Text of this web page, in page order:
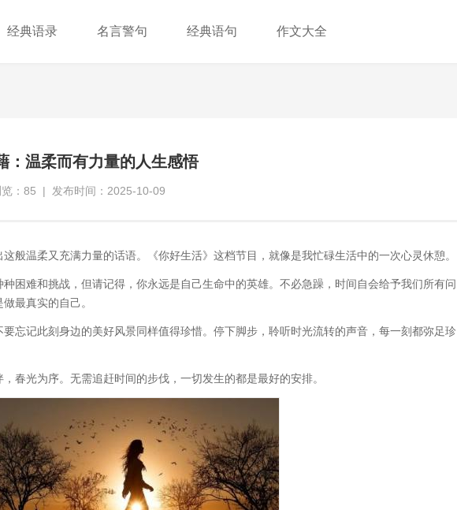
经典语录 名言警句 经典语句 作文大全
：温柔而有力量的人生感悟
：85 | 发布时间：2025-10-09
般温柔又充满力量的话语。《你好生活》这档节目，就像是我忙碌生活中的一次心灵休憩。
困难和挑战，但请记得，你永远是自己生命中的英雄。不必急躁，时间自会给予我们所有问
最真实的自己。
忘记此刻身边的美好风景同样值得珍惜。停下脚步，聆听时光流转的声音，每一刻都弥足珍
春光为序。无需追赶时间的步伐，一切发生的都是最好的安排。